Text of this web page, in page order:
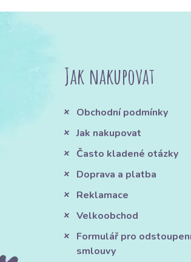
Jak nakupovat
Obchodní podmínky
Jak nakupovat
Často kladené otázky
Doprava a platba
Reklamace
Velkoobchod
Formulář pro
smlouvy